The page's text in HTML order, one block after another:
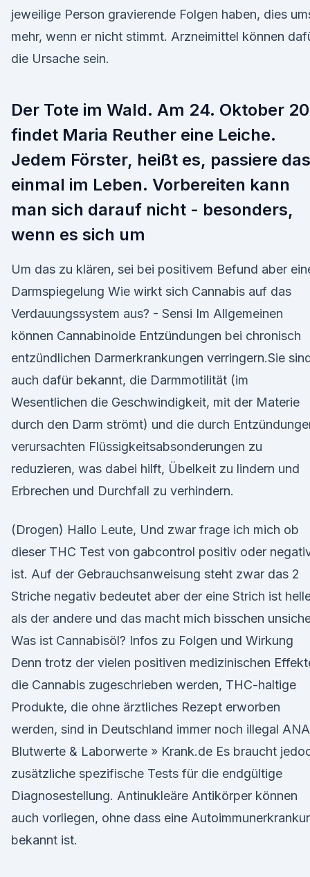
jeweilige Person gravierende Folgen haben, dies
mehr, wenn er nicht stimmt. Arzneimittel können
die Ursache sein.
Der Tote im Wald. Am 24. Oktober
findet Maria Reuther eine Leiche.
Jedem Förster, heißt es, passiere das
einmal im Leben. Vorbereiten kann
man sich darauf nicht - besonders,
wenn es sich um
Um das zu klären, sei bei positivem Befund aber
Darmspiegelung Wie wirkt sich Cannabis auf das
Verdauungssystem aus? - Sensi Im Allgemeinen
können Cannabinoide Entzündungen bei chronisch
entzündlichen Darmerkrankungen verringern.Sie
auch dafür bekannt, die Darmmotilität (im
Wesentlichen die Geschwindigkeit, mit der Materie
durch den Darm strömt) und die durch
verursachten Flüssigkeitsabsonderungen zu
reduzieren, was dabei hilft, Übelkeit zu lindern und
Erbrechen und Durchfall zu verhindern.
(Drogen) Hallo Leute, Und zwar frage ich mich ob
dieser THC Test von gabcontrol positiv oder
ist. Auf der Gebrauchsanweisung steht zwar das 2
Striche negativ bedeutet aber der eine Strich ist
als der andere und das macht mich bisschen
Was ist Cannabisöl? Infos zu Folgen und Wirkung
Denn trotz der vielen positiven medizinischen
die Cannabis zugeschrieben werden, THC-haltige
Produkte, die ohne ärztliches Rezept erworben
werden, sind in Deutschland immer noch illegal
Blutwerte & Laborwerte » Krank.de Es braucht
zusätzliche spezifische Tests für die endgültige
Diagnosestellung. Antinukleäre Antikörper können
auch vorliegen, ohne dass eine
bekannt ist.